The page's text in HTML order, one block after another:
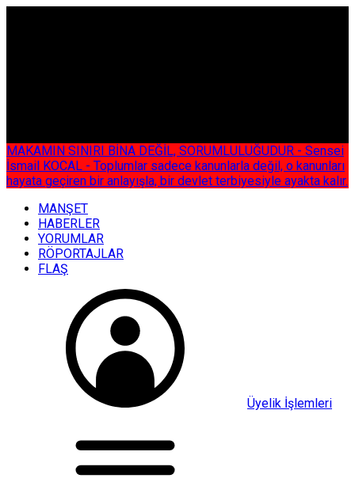
MAKAMIN SINIRI BİNA DEĞİL, SORUMLULUĞUDUR - Sensei
İsmail KOCAL - Toplumlar sadece kanunlarla değil, o kanunları
hayata geçiren bir anlayışla, bir devlet terbiyesiyle ayakta kalır.
MANŞET
HABERLER
YORUMLAR
RÖPORTAJLAR
FLAŞ
Üyelik İşlemleri